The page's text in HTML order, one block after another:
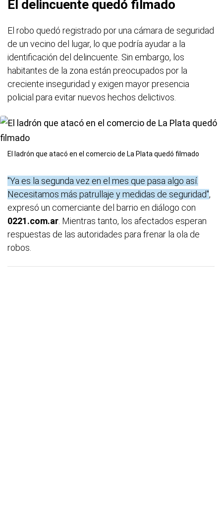
El delincuente quedó filmado
El robo quedó registrado por una cámara de seguridad
de un vecino del lugar, lo que podría ayudar a la
identificación del delincuente. Sin embargo, los
habitantes de la zona están preocupados por la
creciente inseguridad y exigen mayor presencia
policial para evitar nuevos hechos delictivos.
El ladrón que atacó en el comercio de La Plata quedó filmado
"Ya es la segunda vez en el mes que pasa algo así.
Necesitamos más patrullaje y medidas de seguridad",
expresó un comerciante del barrio en diálogo con
0221.com.ar . Mientras tanto, los afectados esperan
respuestas de las autoridades para frenar la ola de
robos.